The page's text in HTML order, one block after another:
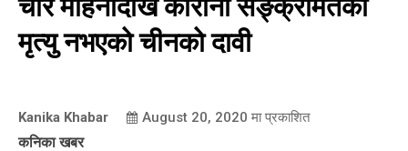
चार महिनादेखि कोरोना सङ्क्रमितको
मृत्यु नभएको चीनको दावी
Kanika Khabar August 20, 2020 मा प्रकाशित
कनिका खबर